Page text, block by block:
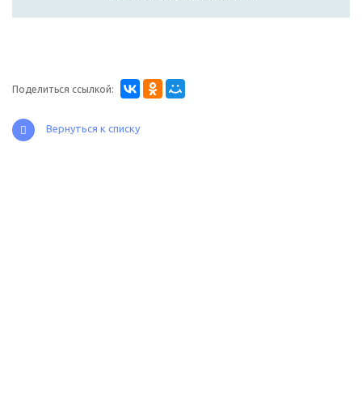
Поделиться ссылкой:
Вернуться к списку